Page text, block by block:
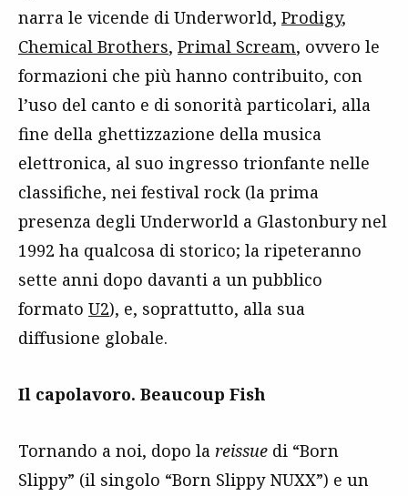
narra le vicende di Underworld, Prodigy,
Chemical Brothers, Primal Scream, ovvero le
formazioni che più hanno contribuito, con
l’uso del canto e di sonorità particolari, alla
fine della ghettizzazione della musica
elettronica, al suo ingresso trionfante nelle
classifiche, nei festival rock (la prima
presenza degli Underworld a Glastonbury nel
1992 ha qualcosa di storico; la ripeteranno
sette anni dopo davanti a un pubblico
formato U2), e, soprattutto, alla sua
diffusione globale.
Il capolavoro. Beaucoup Fish
Tornando a noi, dopo la reissue di “Born
Slippy” (il singolo “Born Slippy NUXX”) e un